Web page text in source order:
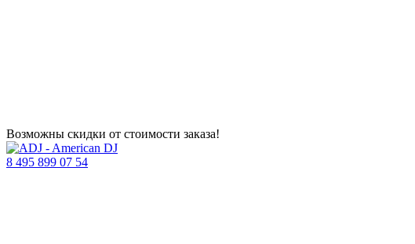
Возможны скидки от стоимости заказа!
8 495 899 07 54